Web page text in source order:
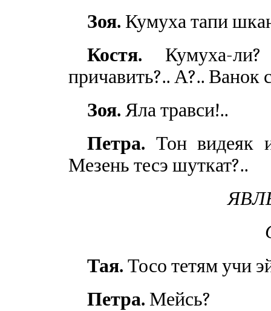
Зоя. Кумуха тапи
Костя. Кумуха-
причавить?.. А?.. Ванок
Зоя. Яла травси!..
Петра. Тон видеяк
Мезень тесэ шуткат?..
Тая. Тосо тетям учи
Петра. Мейсь?